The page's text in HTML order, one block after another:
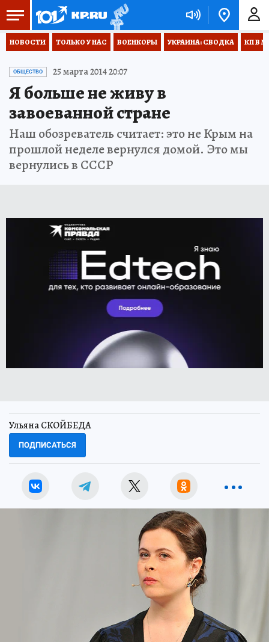
НОВОСТИ ТОЛЬКО У НАС ВОЕНКОРЫ УКРАИНА: СВОДКА КП В
ОБЩЕСТВО 25 марта 2014 20:07
Я больше не живу в
завоеванной стране
Наш обозреватель считает: это не Крым на
прошлой неделе вернулся домой. Это мы
вернулись в СССР
Ульяна СКОЙБЕДА
ПОДПИСАТЬСЯ